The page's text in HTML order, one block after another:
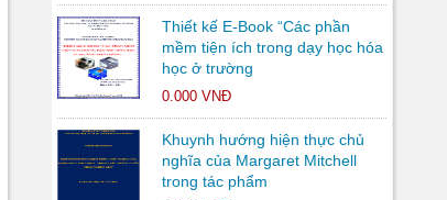
Thiết kế E-Book “Các phần
mềm tiện ích trong dạy học hóa
học ở trường
0.000 VNĐ
Khuynh hướng hiện thực chủ
nghĩa của Margaret Mitchell
trong tác phẩm